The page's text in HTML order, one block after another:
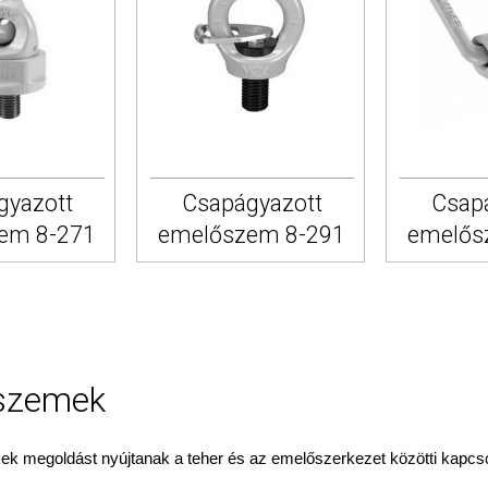
8-271
Csapágyazott
emelőszem 8-291
megoldást nyújtanak a teher és az emelőszerkezet közötti
Részletek A
használ
használunk. Továbbá, információkat osztunk meg a honlap
partnereinkkel, akik összevonhatják ezen adatokat azokkal az